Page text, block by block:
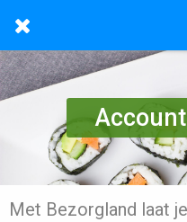
Met Bezorgland laat